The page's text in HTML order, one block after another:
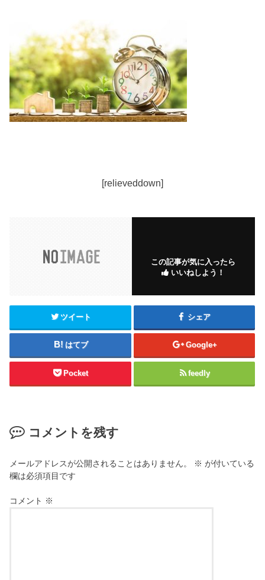
[relieveddown]
この記事が気に入ったら
いいねしよう！
ツイート シェア
はてブ Google+
Pocket feedly
コメントを残す
メールアドレスが公開されることはありません。 ※ が付いている
欄は必須項目です
コメント ※